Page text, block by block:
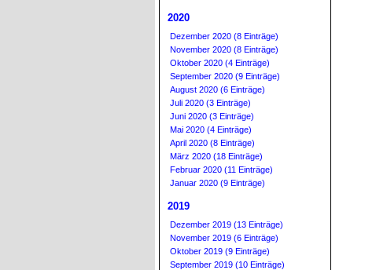
2020
Dezember 2020 (8 Einträge)
November 2020 (8 Einträge)
Oktober 2020 (4 Einträge)
September 2020 (9 Einträge)
August 2020 (6 Einträge)
Juli 2020 (3 Einträge)
Juni 2020 (3 Einträge)
Mai 2020 (4 Einträge)
April 2020 (8 Einträge)
März 2020 (18 Einträge)
Februar 2020 (11 Einträge)
Januar 2020 (9 Einträge)
2019
Dezember 2019 (13 Einträge)
November 2019 (6 Einträge)
Oktober 2019 (9 Einträge)
September 2019 (10 Einträge)